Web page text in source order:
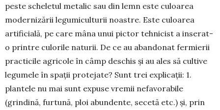
peste schele­tul metalic sau din lemn este culoarea
modernizării legumiculturii noastre. Este culoarea
artificială, pe care mâna unui pictor tehnicist a inserat-
o printre culorile naturii. De ce au abandonat fermierii
prac­ticile agricole în câmp deschis și au ales să cultive
legumele în spații protejate? Sunt trei explicații: 1.
plantele nu mai sunt expuse vremii nefavorabile
(grindină, furtună, ploi abundente, secetă etc.) și, prin